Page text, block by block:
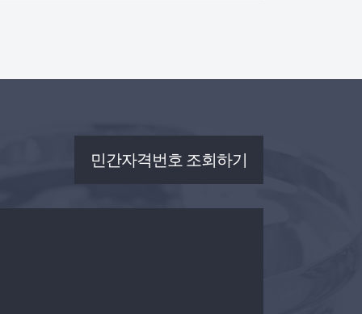
민간자격번호 조회하기